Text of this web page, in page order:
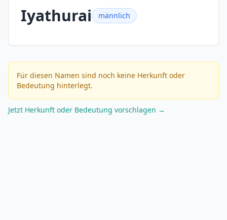
Iyathurai männlich
Für diesen Namen sind noch keine Herkunft oder
Bedeutung hinterlegt.
Jetzt Herkunft oder Bedeutung vorschlagen →